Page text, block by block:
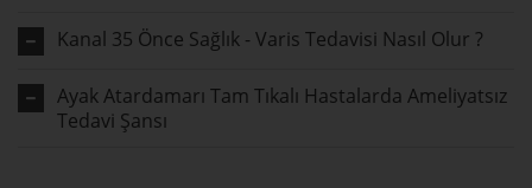
Kanal 35 Önce Sağlık - Varis Tedavisi Nasıl Olur ?
Ayak Atardamarı Tam Tıkalı Hastalarda Ameliyatsız
Tedavi Şansı